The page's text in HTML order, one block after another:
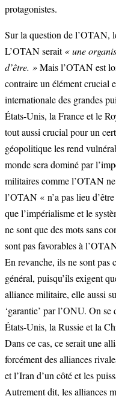
protagonistes.
Sur la question de l’OTAN,
L’OTAN serait« une
d’être. »Mais l’OTAN est
contraire un élément crucial
internationale des grandes
États-Unis, la France et le
tout aussi crucial pour un
géopolitique les rend
monde sera dominé par
militaires comme l’OTAN
l’OTAN « n’a pas lieu
que l’impérialisme et le
ne sont que des mots sans
sont pas favorables à
En revanche, ils ne sont pas
général, puisqu’ils exigent
alliance militaire, elle aussi
‘garantie’ par l’ONU. On
États-Unis, la Russie et la
Dans ce cas, ce serait une
forcément des alliances
et l’Iran d’un côté et les
Autrement dit, les alliances